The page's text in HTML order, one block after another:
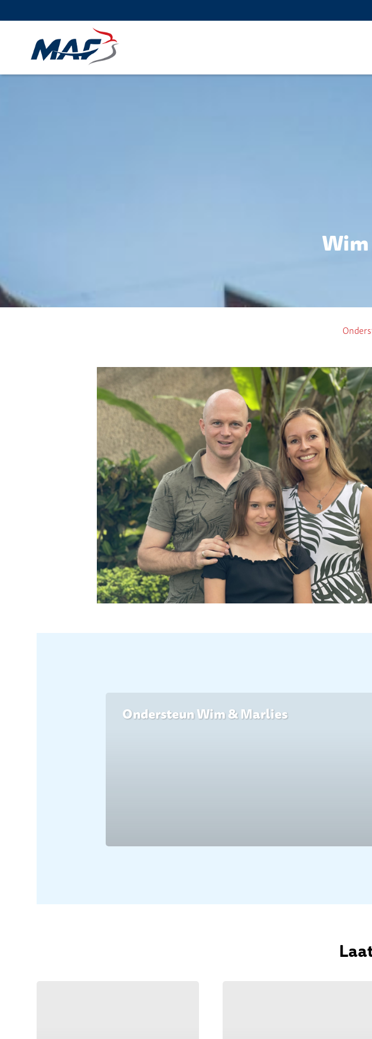
Ondersteun Wim & Marlies